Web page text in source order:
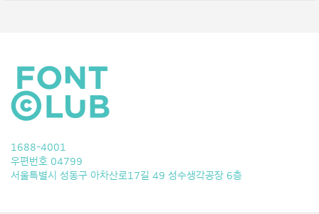
1688-4001
우편번호 04799
서울특별시 성동구 아차산로17길 49 성수생각공장 6층